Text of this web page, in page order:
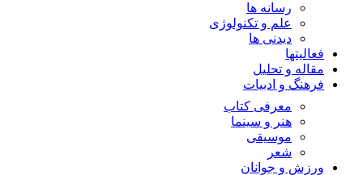
رسانه ها
علم و تکنولوژی
دیدنی ها
فعالیتها
مقاله و تحلیل
فرهنگ و ادبیات
معرفی کتاب
هنر و سینما
موسیقی
شعر
ورزش و جوانان